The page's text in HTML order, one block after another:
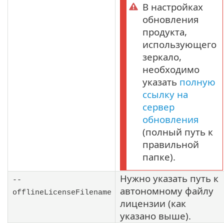
В настройках
обновления
продукта,
использующего
зеркало,
необходимо
указать полную
ссылку на
сервер
обновления
(полный путь к
правильной
папке).
--
offlineLicenseFilename
Нужно указать путь к
автономному файлу
лицензии (как
указано выше).